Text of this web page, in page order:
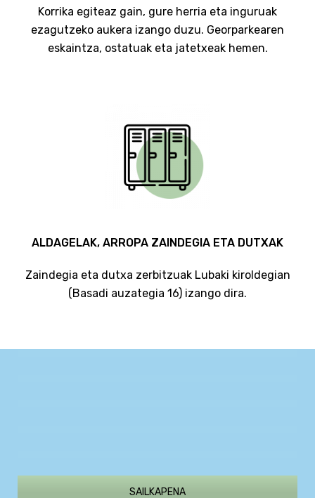
Korrika egiteaz gain, gure herria eta inguruak
ezagutzeko aukera izango duzu. Georparkearen
eskaintza, ostatuak eta jatetxeak hemen.
ALDAGELAK, ARROPA ZAINDEGIA ETA DUTXAK
Zaindegia eta dutxa zerbitzuak Lubaki kiroldegian
(Basadi auzategia 16) izango dira.
SAILKAPENA